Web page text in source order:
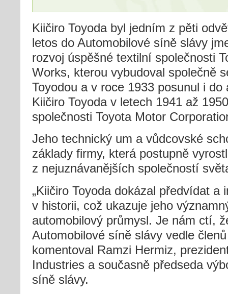
Kiičiro Toyoda byl jedním z pěti
letos do Automobilové síně slávy
rozvoj úspěšné textilní společnosti
Works, kterou vybudoval společně
Toyodou a v roce 1933 posunul i
Kiičiro Toyoda v letech 1941 až
společnosti Toyota Motor
Jeho technický um a vůdcovské
základy firmy, která postupně
z nejuznávanějších společností
„Kiičiro Toyoda dokázal předvídat a
v historii, což ukazuje jeho
automobilový průmysl. Je nám ctí,
Automobilové síně slávy vedle
komentoval Ramzi Hermiz,
Industries a současně předseda
síně slávy.